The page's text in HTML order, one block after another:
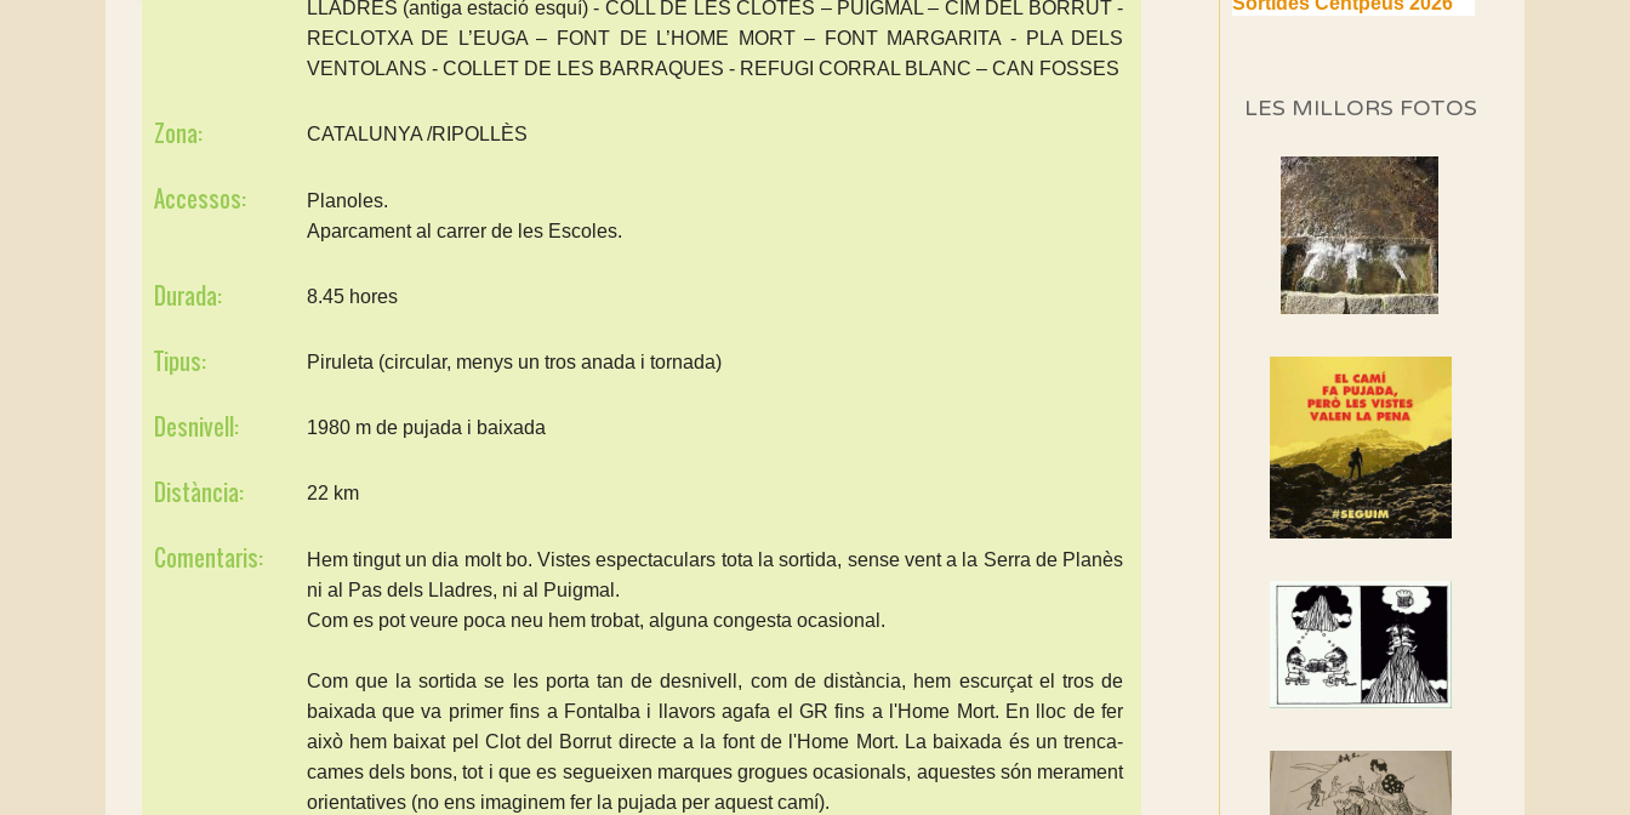
LLADRES (antiga estació esquí) - COLL DE LES CLOTES – PUIGMAL – CIM DEL BORRUT -
RECLOTXA DE L’EUGA – FONT DE L’HOME MORT – FONT MARGARITA - PLA DELS
VENTOLANS - COLLET DE LES BARRAQUES - REFUGI CORRAL BLANC – CAN FOSSES
Zona: CATALUNYA /RIPOLLÈS
Accessos:
Planoles.
Aparcament al carrer de les Escoles.
Durada: 8.45 hores
Tipus: Piruleta (circular, menys un tros anada i tornada)
Desnivell: 1980 m de pujada i baixada
Distància: 22 km
Comentaris:
Hem tingut un dia molt bo. Vistes espectaculars tota la sortida, sense vent a la Serra de Planès
ni al Pas dels Lladres, ni al Puigmal.
Com es pot veure poca neu hem trobat, alguna congesta ocasional.
Com que la sortida se les porta tan de desnivell, com de distància, hem escurçat el tros de
baixada que va primer fins a Fontalba i llavors agafa el GR fins a l'Home Mort. En lloc de fer
això hem baixat pel Clot del Borrut directe a la font de l'Home Mort. La baixada és un trenca-
cames dels bons, tot i que es segueixen marques grogues ocasionals, aquestes són merament
orientatives (no ens imaginem fer la pujada per aquest camí).
(1a part)
Si no podem caminar,
alguna cosa hem de fer...
Els Centpeus signen el
Manifest a favor dels
Camins Vells
associació adhereix-te al
manifest!
Rebem un diploma dels
Amics de Sant Aniol
d'Aguja
Els Centpeus estem
recuperació del refugi i de
l'entorn de Sant Aniol
LES MILLORS FOTOS